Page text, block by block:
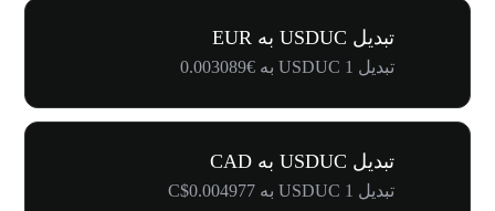
تبدیل USDUC به EUR
تبدیل 1 USDUC به €0.003089
تبدیل USDUC به CAD
تبدیل 1 USDUC به C$0.004977